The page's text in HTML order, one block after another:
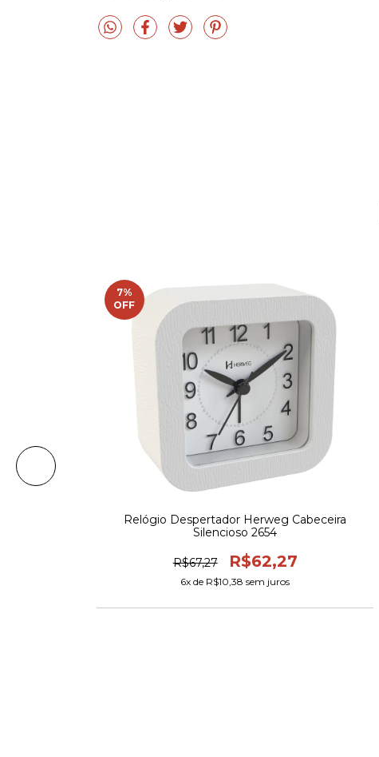
7%
OFF
Relógio Despertador Herweg Cabeceira
Silencioso 2654
R$67,27 R$62,27
6x de R$10,38 sem juros